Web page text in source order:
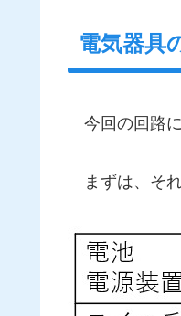
電気器具
今回の回路
まずは、それ